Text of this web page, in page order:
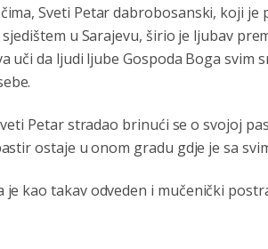
Sveti Petar dabrobosanski, koji
u Sarajevu, širio je ljubav
uči da ljudi ljube Gospoda Boga svim
Petar stradao brinući se o svojoj
ostaje u onom gradu gdje je sa
je kao takav odveden i mučenički